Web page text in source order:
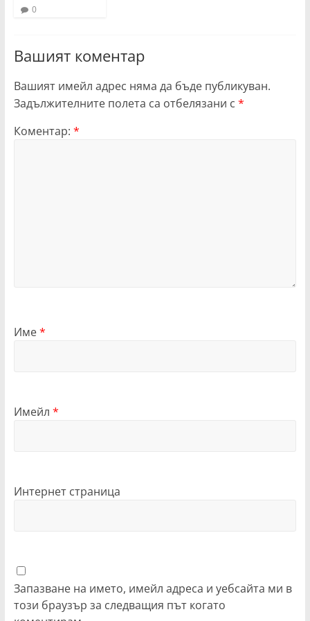
0
Вашият коментар
Вашият имейл адрес няма да бъде публикуван.
Задължителните полета са отбелязани с *
Коментар: *
Име*
Имейл *
Интернет страница
Запазване на името, имейл адреса и уебсайта ми в
този браузър за следващия път когато